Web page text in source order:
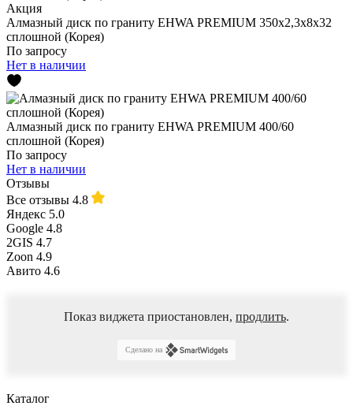
Акция
Алмазный диск по граниту EHWA PREMIUM 350x2,3x8x32
сплошной (Корея)
По запросу
Нет в наличии
Алмазный диск по граниту EHWA PREMIUM 400/60
сплошной (Корея)
По запросу
Нет в наличии
Отзывы
Все отзывы 4.8
Яндекс 5.0
Google 4.8
2GIS 4.7
Zoon 4.9
Авито 4.6
Показ виджета приостановлен, продлить.
Сделано на
Каталог